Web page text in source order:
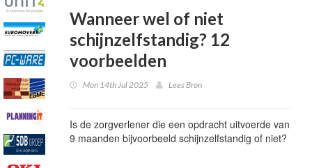
Wanneer wel of niet
schijnzelfstandig? 12
voorbeelden
Mon 14th Jul 2025 Lees Bron
Is de zorgverlener die een opdracht uitvoerde van
9 maanden bijvoorbeeld schijnzelfstandig of niet?